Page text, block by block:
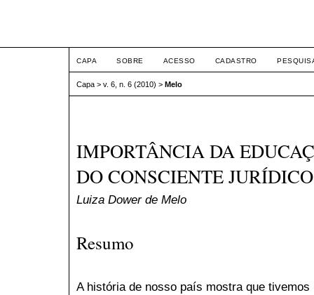
CAPA SOBRE ACESSO CADASTRO
Capa > v. 6, n. 6 (2010) > Melo
IMPORTÂNCIA DA
DO CONSCIENTE
Luiza Dower de Melo
Resumo
A história de nosso país mostra que